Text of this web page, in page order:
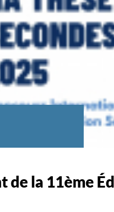
العرش
إقرأ المزيد
de la 11ème